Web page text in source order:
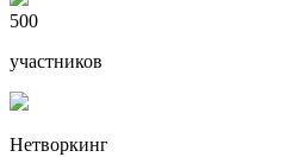
500
участников
Нетворкинг